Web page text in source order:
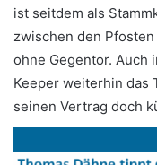
ist seitdem als
zwischen den
ohne Gegentor. Auch
Keeper weiterhin das
seinen Vertrag doch